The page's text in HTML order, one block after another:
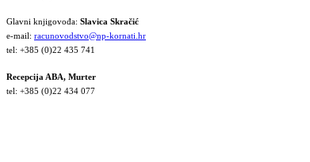
Glavni knjigovođa: Slavica Skračić
e-mail: racunovodstvo@np-kornati.hr
tel: +385 (0)22 435 741
Recepcija ABA, Murter
tel: +385 (0)22 434 077